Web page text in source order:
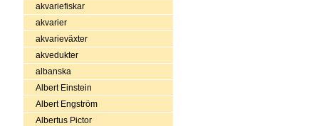
akvariefiskar
akvarier
akvarieväxter
akvedukter
albanska
Albert Einstein
Albert Engström
Albertus Pictor